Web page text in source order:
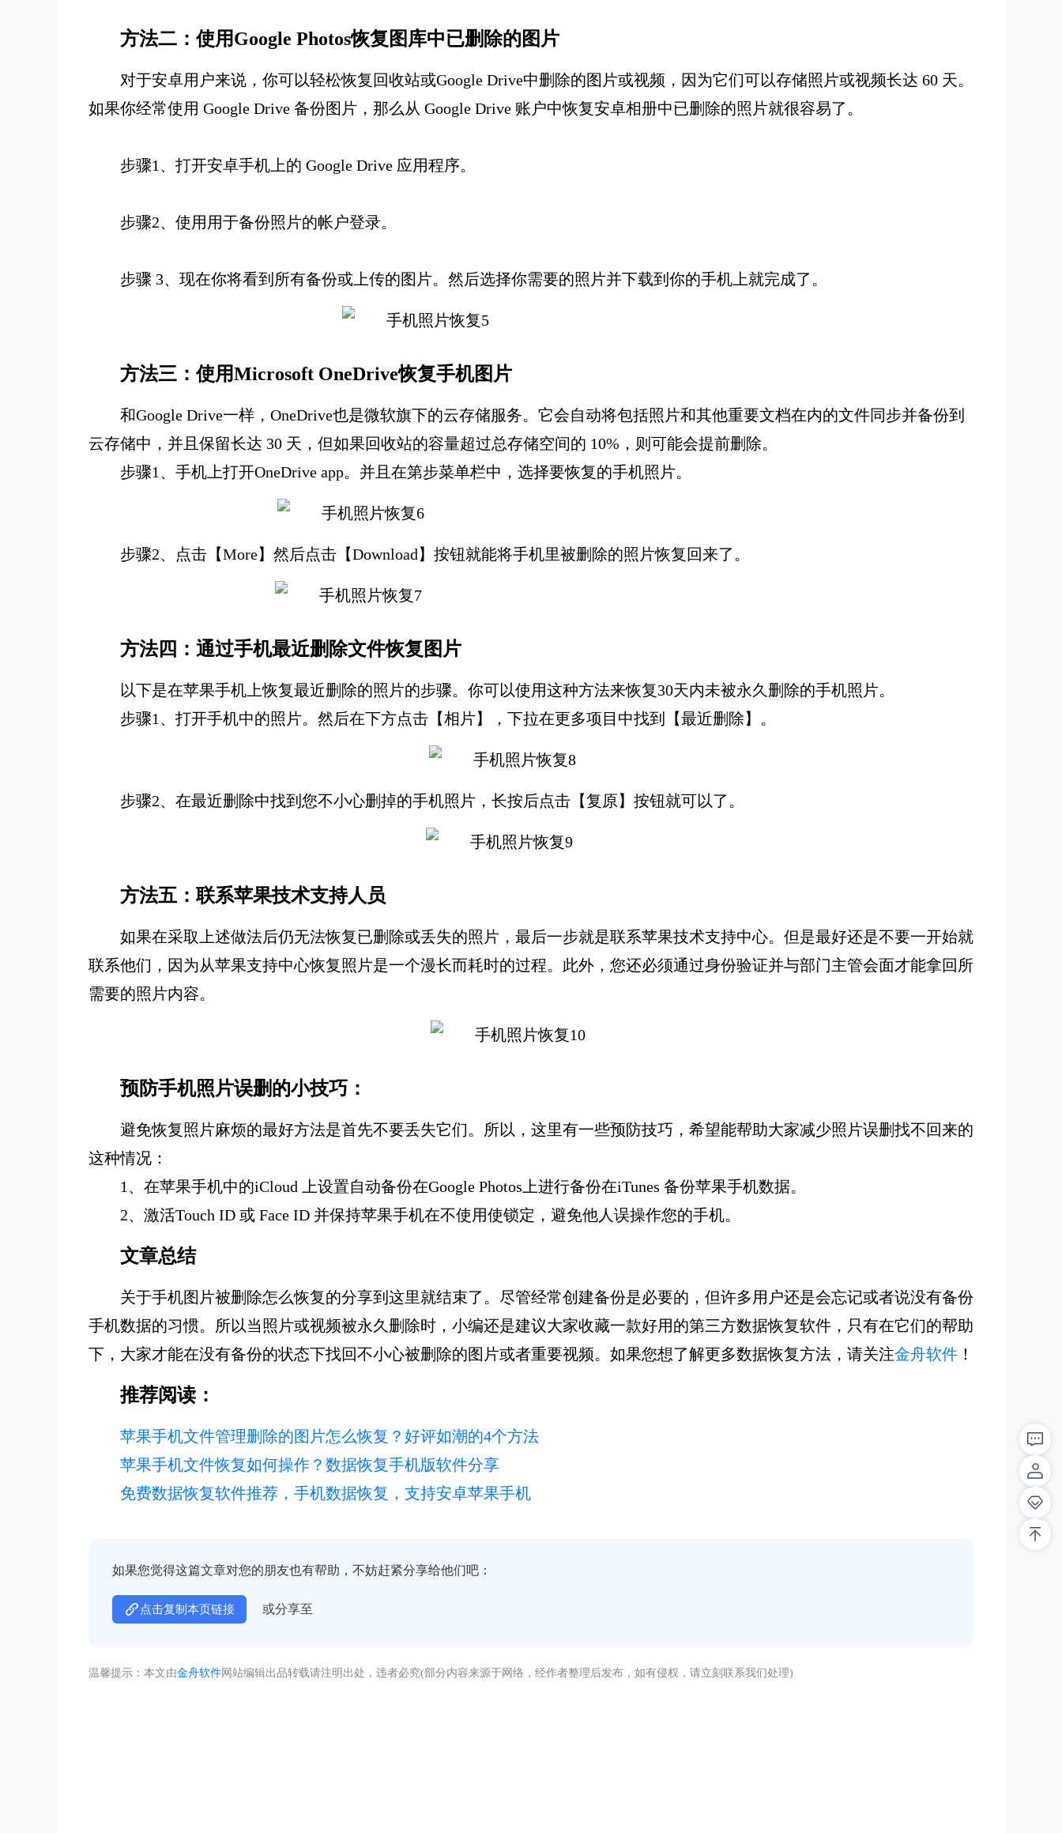
方法二：使用Google Photos恢复图库中已删除的图片
对于安卓用户来说，你可以轻松恢复回收站或Google Drive中删除的图片或视频，因为它们可以存储照片或视频长达 60 天。
如果你经常使用 Google Drive 备份图片，那么从 Google Drive 账户中恢复安卓相册中已删除的照片就很容易了。
步骤1、打开安卓手机上的 Google Drive 应用程序。
步骤2、使用用于备份照片的帐户登录。
步骤 3、现在你将看到所有备份或上传的图片。然后选择你需要的照片并下载到你的手机上就完成了。
方法三：使用Microsoft OneDrive恢复手机图片
和Google Drive一样，OneDrive也是微软旗下的云存储服务。它会自动将包括照片和其他重要文档在内的文件同步并备份到
云存储中，并且保留长达 30 天，但如果回收站的容量超过总存储空间的 10%，则可能会提前删除。
步骤1、手机上打开OneDrive app。并且在第步菜单栏中，选择要恢复的手机照片。
步骤2、点击【More】然后点击【Download】按钮就能将手机里被删除的照片恢复回来了。
方法四：通过手机最近删除文件恢复图片
以下是在苹果手机上恢复最近删除的照片的步骤。你可以使用这种方法来恢复30天内未被永久删除的手机照片。
步骤1、打开手机中的照片。然后在下方点击【相片】，下拉在更多项目中找到【最近删除】。
步骤2、在最近删除中找到您不小心删掉的手机照片，长按后点击【复原】按钮就可以了。
方法五：联系苹果技术支持人员
如果在采取上述做法后仍无法恢复已删除或丢失的照片，最后一步就是联系苹果技术支持中心。但是最好还是不要一开始就
联系他们，因为从苹果支持中心恢复照片是一个漫长而耗时的过程。此外，您还必须通过身份验证并与部门主管会面才能拿回所
需要的照片内容。
预防手机照片误删的小技巧：
避免恢复照片麻烦的最好方法是首先不要丢失它们。所以，这里有一些预防技巧，希望能帮助大家减少照片误删找不回来的
这种情况：
1、在苹果手机中的iCloud 上设置自动备份在Google Photos上进行备份在iTunes 备份苹果手机数据。
2、激活Touch ID 或 Face ID 并保持苹果手机在不使用使锁定，避免他人误操作您的手机。
文章总结
关于手机图片被删除怎么恢复的分享到这里就结束了。尽管经常创建备份是必要的，但许多用户还是会忘记或者说没有备份
手机数据的习惯。所以当照片或视频被永久删除时，小编还是建议大家收藏一款好用的第三方数据恢复软件，只有在它们的帮助
下，大家才能在没有备份的状态下找回不小心被删除的图片或者重要视频。如果您想了解更多数据恢复方法，请关注金舟软件 ！
推荐阅读：
苹果手机文件管理删除的图片怎么恢复？好评如潮的4个方法
苹果手机文件恢复如何操作？数据恢复手机版软件分享
免费数据恢复软件推荐，手机数据恢复，支持安卓苹果手机
如果您觉得这篇文章对您的朋友也有帮助，不妨赶紧分享给他们吧：
点击复制本页链接 或分享至
温馨提示：本文由金舟软件网站编辑出品转载请注明出处，违者必究(部分内容来源于网络，经作者整理后发布，如有侵权，请立刻联系我们处理)